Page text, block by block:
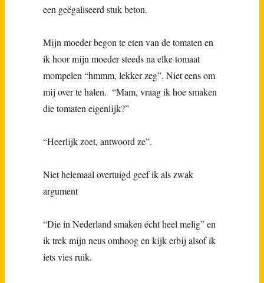
een geëgaliseerd stuk beton.
Mijn moeder begon te eten van de tomaten en
ik hoor mijn moeder steeds na elke tomaat
mompelen “hmmm, lekker zeg”. Niet eens om
mij over te halen. “Mam, vraag ik hoe smaken
die tomaten eigenlijk?”
“Heerlijk zoet, antwoord ze”.
Niet helemaal overtuigd geef ik als zwak
argument
“Die in Nederland smaken écht heel melig” en
ik trek mijn neus omhoog en kijk erbij alsof ik
iets vies ruik.